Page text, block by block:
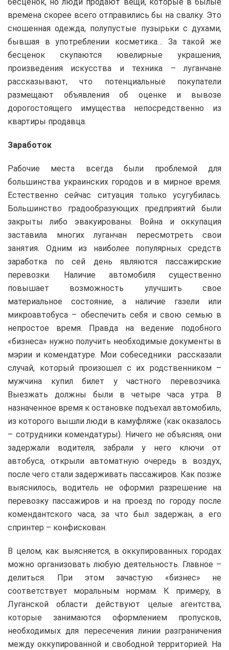
времена скорее всего отправились бы на свалку. Это
сношенная одежда, полупустые пузырьки с духами,
бывшая в употреблении косметика… За такой же
бесценок скупаются ювелирные украшения,
произведения искусства и техника – луганчане
рассказывают, что потенциальные покупатели
размещают объявления об оценке и вывозе
дорогостоящего имущества непосредственно из
квартиры продавца.
Заработок
Рабочие места всегда были проблемой для
большинства украинских городов и в мирное время.
Естественно сейчас ситуация только усугубилась.
Большинство градообразующих предприятий были
закрыты либо эвакуированы. Война и оккупация
заставила многих луганчан пересмотреть свои
занятия. Одним из наиболее популярных средств
заработка по сей день являются пассажирские
перевозки. Наличие автомобиля существенно
повышает возможность улучшить свое
материальное состояние, а наличие газели или
микроавтобуса – обеспечить себя и свою семью в
непростое время. Правда на ведение подобного
«бизнеса» нужно получить необходимые документы в
мэрии и комендатуре. Мои собеседники рассказали
случай, который произошел с их родственником –
мужчина купил билет у частного перевозчика.
Выезжать должны были в четыре часа утра. В
назначенное время к остановке подъехал автомобиль,
из которого вышли люди в камуфляже (как оказалось
– сотрудники комендатуры). Ничего не объясняя, они
задержали водителя, забрали у него ключи от
автобуса, открыли автоматную очередь в воздух,
после чего стали задерживать пассажиров. Как позже
выяснилось, водитель не оформил разрешение на
перевозку пассажиров и на проезд по городу после
комендантского часа, за что был задержан, а его
спринтер – конфискован.
В целом, как выясняется, в оккупированных городах
можно организовать любую деятельность. Главное –
делиться. При этом зачастую «бизнес» не
соответствует моральным нормам. К примеру, в
Луганской области действуют целые агентства,
которые занимаются оформлением пропусков,
необходимых для пересечения линии разграничения
между оккупированной и свободной территорией. На